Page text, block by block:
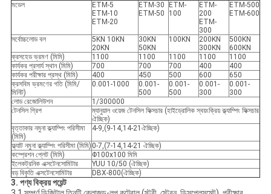
মডেল
ETM-5
ETM-10
ETM-20
ETM-30
ETM-50
ETM-
100
ETM-
200
ETM-
300
ETM-500
ETM-600
সর্বোচ্চলোড বল
5KN 10KN
20KN
30KN
50KN
100KN
200KN
300KN
500KN
600KN
ক্রসহেড ভ্রমণ (মিমি)
1100 1100 1100 1100
1100
কার্যকর প্রসার্য স্থান (মিমি)
700 700 700 400
400
কার্যকর পরীক্ষার প্রস্থ (মিমি)
400 450 500 600
650
ক্রসবিম ভ্রমণের গতি (মিমি/
মিনিট)
0.001-1000
0.001-
500
0.001-
500
0.001-
300
0.001-
300
লোড রেজোলিউশন
1/300000
টেনসিল গ্রিপ
ম্যানুয়াল ওয়েজ টেনসিল ফিক্সচার (হাইড্রোলিক স্বয়ংক্রিয় ক্ল্যাম্পিং ফিক্সচার
ঐচ্ছিক)
বৃত্তাকার নমুনা ক্ল্যাম্পিং পরিসীমা
(মিমি)
4-9,(9-14,14-21ঐচ্ছিক)
ফ্ল্যাট নমুনা ক্ল্যাম্পিং পরিসীমা (মিমি) 0-7,(7-14,14-21 ঐচ্ছিক)
কম্প্রেশন প্লেট (মিমি)
Φ100x100 মিমি
ইলেকট্রনিক এক্সটেনসোমিটার
YUU 10/50 (ঐচ্ছিক)
বড় বিকৃতি এক্সটেনসোমিটার
DBX-800(ঐচ্ছিক)
3. পণ্য বিক্রয় পয়েন্ট